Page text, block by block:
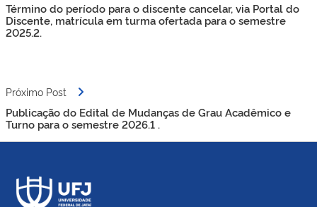
Post
Término do período para o discente cancelar, via Portal do
Discente, matrícula em turma ofertada para o semestre
2025.2.
Próximo Post
Publicação do Edital de Mudanças de Grau Acadêmico e
Turno para o semestre 2026.1 .